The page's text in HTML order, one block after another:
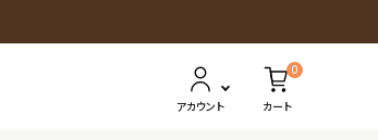
アカウント
0
カート